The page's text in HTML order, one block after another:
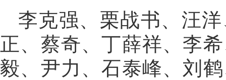
李克强、栗战书、汪
正、蔡奇、丁薛祥、李
毅、尹力、石泰峰、刘